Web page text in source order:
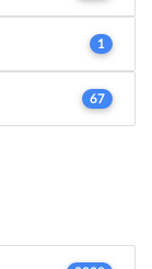
1
67